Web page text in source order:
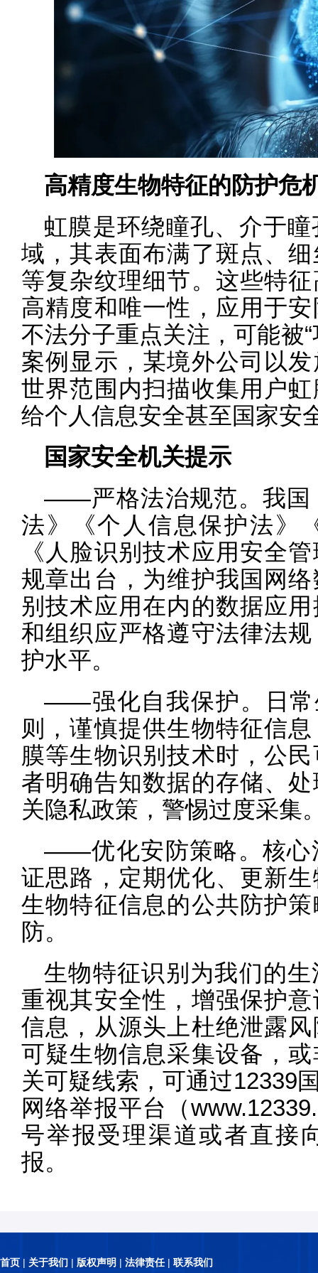
高精度生物特征的防护危
虹膜是环绕瞳孔、介于
域，其表面布满了斑点、
等复杂纹理细节。这些特
高精度和唯一性，应用于
不法分子重点关注，可能被
案例显示，某境外公司以
世界范围内扫描收集用户
给个人信息安全甚至国家安
国家安全机关提示
——严格法治规范。我国
法》《个人信息保护法》
《人脸识别技术应用安全
规章出台，为维护我国网
别技术应用在内的数据应
和组织应严格遵守法律法
护水平。
——强化自我保护。日常
则，谨慎提供生物特征信
膜等生物识别技术时，公
者明确告知数据的存储、
关隐私政策，警惕过度采集
——优化安防策略。核心
证思路，定期优化、更新
生物特征信息的公共防护
防。
生物特征识别为我们的
重视其安全性，增强保护
信息，从源头上杜绝泄露
可疑生物信息采集设备，
关可疑线索，可通过12339
网络举报平台（
号举报受理渠道或者直接
报。
首页 | 关于我们 | 版权声明 | 法律责任| 联系我们